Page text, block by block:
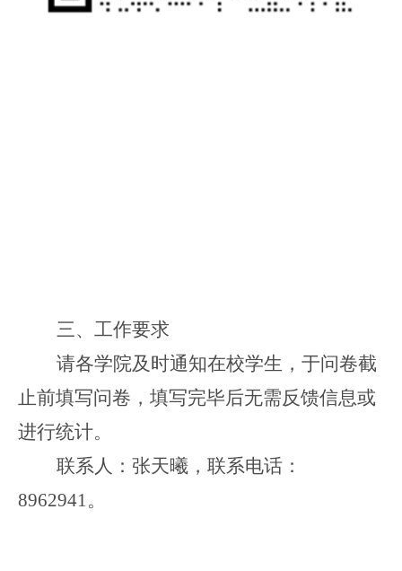
三、工作要求
请各学院及时通知在校学生，于问卷截
止前填写问卷，填写完毕后无需反馈信息或
进行统计。
联系人：张天曦，联系电话：
8962941。